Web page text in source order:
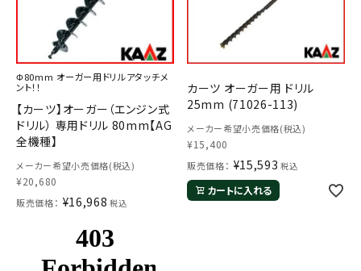
Φ80mm オーガー用ドリルアタッチメ
ント！！
【カーツ】オーガー（エンジン式
ドリル） 専用ドリル 80mm【AG
全機種】
メーカー希望小売価格(税込)
¥20,680
販売価格： ¥16,968 税込
カーツ オーガー用 ドリル
25mm (71026-113)
メーカー希望小売価格(税込)
¥15,400
販売価格： ¥15,593 税込
カートに入れる